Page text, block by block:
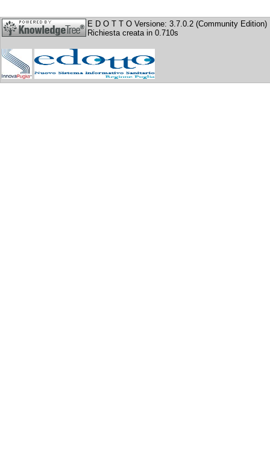
E D O T T O Versione: 3.7.0.2 (Community Edition)
Richiesta creata in 0.710s